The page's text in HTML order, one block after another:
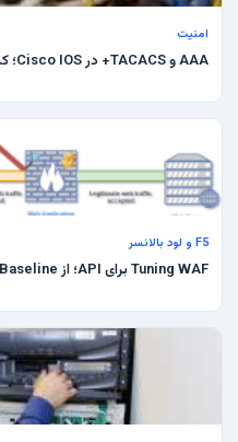
امنیت
AAA و TACACS+ در Cisco IOS؛ کنترل دستورها فقط Login نیست
F5 و لود بالانسر
Tuning WAF برای API؛ از Baseline تا Exception قابل دفاع